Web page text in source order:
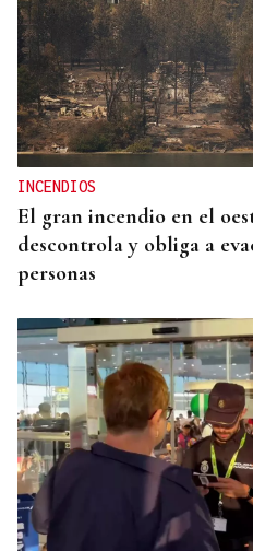
INCENDIOS
El gran incendio en el
descontrola y obliga a
personas